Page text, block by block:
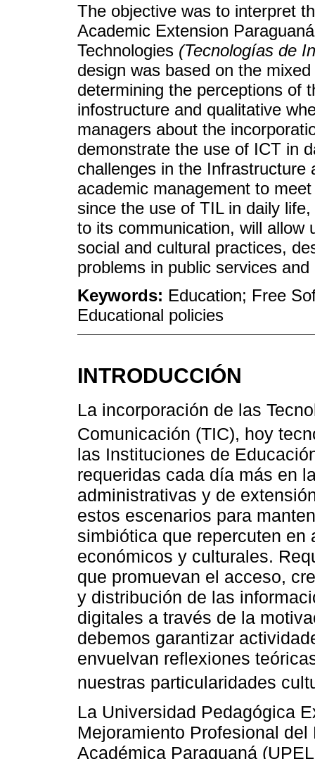
The objective was to interpret
Academic Extension
Technologies (Tecnologías de
design was based on the
determining the perceptions of
infostructure and qualitative
managers about the
demonstrate the use of ICT in
challenges in the
academic management to
since the use of TIL in daily
to its communication, will allow
social and cultural practices,
problems in public services
Keywords: Education; Free
Educational policies
INTRODUCCIÓN
La incorporación de las
Comunicación (TIC), hoy
las Instituciones de
requeridas cada día más en
administrativas y de
estos escenarios para
simbiótica que repercuten
económicos y culturales.
que promuevan el acceso,
y distribución de las
digitales a través de la
debemos garantizar
envuelvan reflexiones
nuestras particularidades
La Universidad Pedagógica
Mejoramiento Profesional
Académica Paraguaná